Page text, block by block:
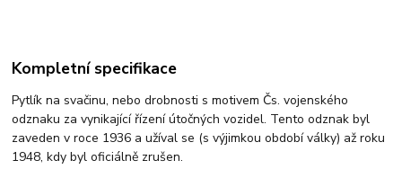
Kompletní specifikace
Pytlík na svačinu, nebo drobnosti s motivem Čs. vojenského
odznaku za vynikající řízení útočných vozidel. Tento odznak byl
zaveden v roce 1936 a užíval se (s výjimkou období války) až roku
1948, kdy byl oficiálně zrušen.